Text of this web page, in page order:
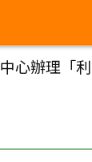
辦理「